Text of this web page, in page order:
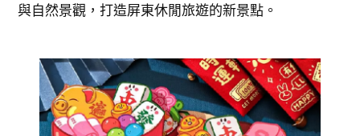
與自然景觀，打造屏東休閒旅遊的新景點。